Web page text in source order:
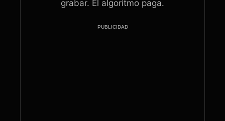
grabar. El algoritmo paga.
PUBLICIDAD